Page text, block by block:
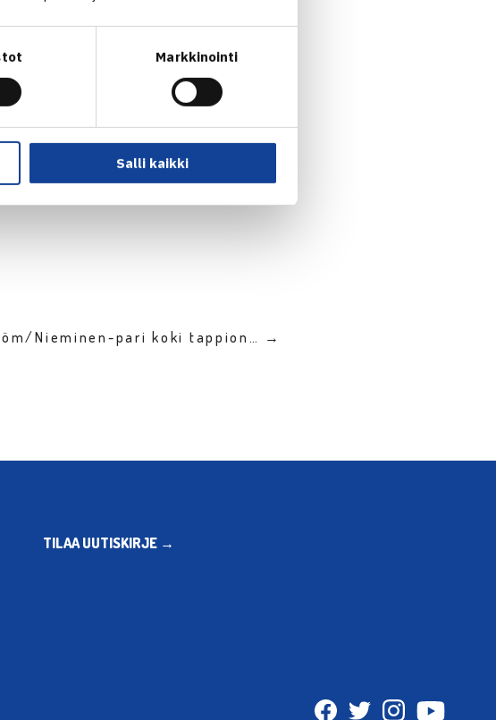
Markkinointi
Salli kaikki
Malinen/Nanette Nylund 60 62
2-0 luovutus
Nieminen-pari koki tappion… →
TILAA UUTISKIRJE →